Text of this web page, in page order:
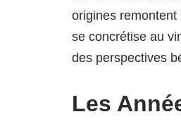
origines remontent
se concrétise au
des perspectives
Les